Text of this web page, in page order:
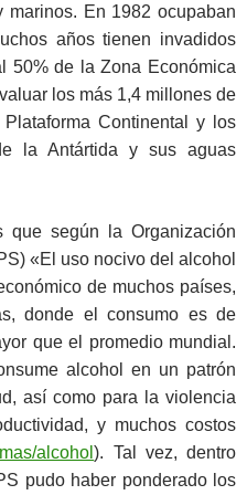
marinos. En 1982 ocupaban
años tienen invadidos
50% de la Zona Económica
los más 1,4 millones de
Continental y los
la Antártida y sus aguas
que según la Organización
«El uso nocivo del alcohol
de muchos países,
donde el consumo es de
que el promedio mundial.
alcohol en un patrón
así como para la violencia
y muchos costos
alcohol). Tal vez, dentro
pudo haber ponderado los